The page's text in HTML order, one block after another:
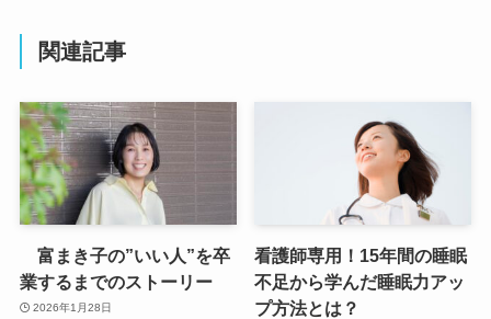
関連記事
富まき子の”いい人”を卒
業するまでのストーリー
2026年1月28日
看護師専用！15年間の睡眠
不足から学んだ睡眠力アッ
プ方法とは？